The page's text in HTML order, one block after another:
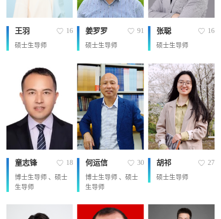
王羽 16
硕士生导师
姜罗罗 91
硕士生导师
张聪 16
硕士生导师
童志锋 18
博士生导师 、硕士
生导师
何运信 30
博士生导师 、硕士
生导师
胡祁 27
硕士生导师